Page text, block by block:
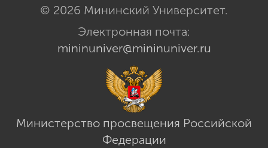
© 2026 Мининский Университет.
Электронная почта:
mininuniver@mininuniver.ru
Министерство просвещения Российской
Федерации